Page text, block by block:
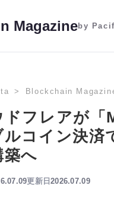
Magazineby
Blockchain
ドフレアが
ルコイン決済
築へ
更新日2026.07.09